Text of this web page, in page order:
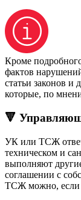
Кроме
фактов
статьи законов и
которые, по
🔻
УК или ТСЖ
техническом и
выполняют
соглашении с
ТСЖ можно, если